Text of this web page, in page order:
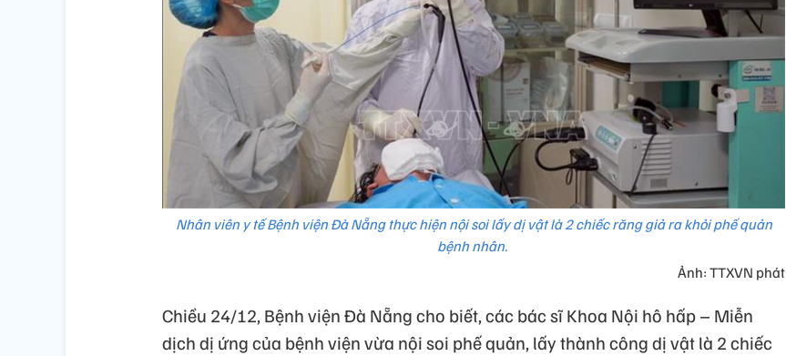
Nhân viên y tế Bệnh viện Đà Nẵng thực hiện nội soi lấy dị vật là 2 chiếc răng giả ra khỏi phế quản
bệnh nhân.
Ảnh: TTXVN phát
Chiều 24/12, Bệnh viện Đà Nẵng cho biết, các bác sĩ Khoa Nội hô hấp – Miễn
dịch dị ứng của bệnh viện vừa nội soi phế quản, lấy thành công dị vật là 2 chiếc